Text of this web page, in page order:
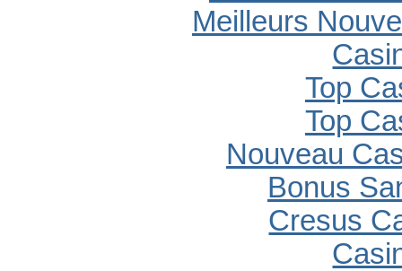
Meilleurs
Top
Top
Nouveau
Bonus
Cresus